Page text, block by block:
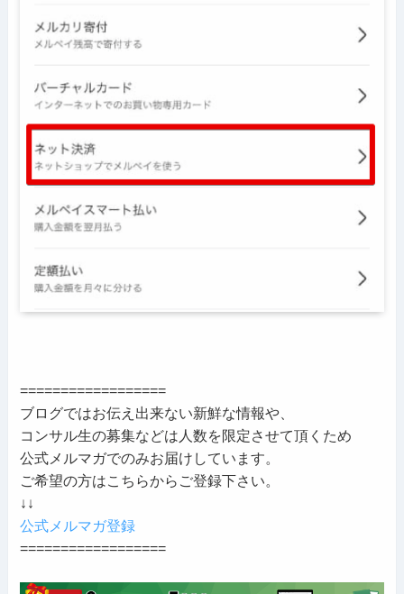
==================
ブログではお伝え出来ない新鮮な情報や、
コンサル生の募集などは人数を限定させて頂くため
公式メルマガでのみお届けしています。
ご希望の方はこちらからご登録下さい。
↓↓
公式メルマガ登録
==================